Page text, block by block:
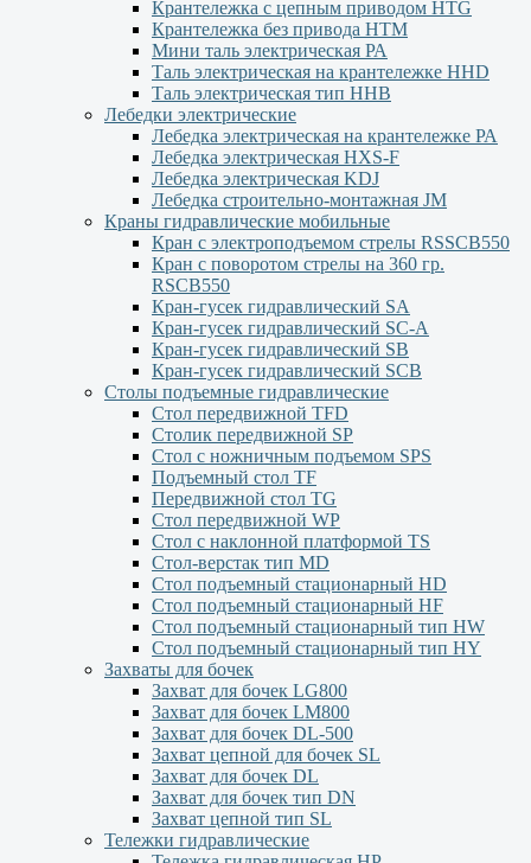
Крантележка с цепным приводом HTG
Крантележка без привода HTM
Мини таль электрическая РА
Таль электрическая на крантележке HHD
Таль электрическая тип HHB
Лебедки электрические
Лебедка электрическая на крантележке РА
Лебедка электрическая HXS-F
Лебедка электрическая KDJ
Лебедка строительно-монтажная JM
Краны гидравлические мобильные
Кран с электроподъемом стрелы RSSCB550
Кран с поворотом стрелы на 360 гр.
RSCB550
Кран-гусек гидравлический SA
Кран-гусек гидравлический SC-A
Кран-гусек гидравлический SB
Кран-гусек гидравлический SCB
Столы подъемные гидравлические
Стол передвижной TFD
Столик передвижной SP
Стол с ножничным подъемом SPS
Подъемный стол TF
Передвижной стол TG
Стол передвижной WP
Стол с наклонной платформой TS
Стол-верстак тип MD
Стол подъемный стационарный HD
Стол подъемный стационарный HF
Стол подъемный стационарный тип HW
Стол подъемный стационарный тип HY
Захваты для бочек
Захват для бочек LG800
Захват для бочек LM800
Захват для бочек DL-500
Захват цепной для бочек SL
Захват для бочек DL
Захват для бочек тип DN
Захват цепной тип SL
Тележки гидравлические